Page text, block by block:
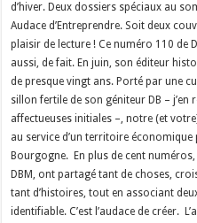
d’hiver. Deux dossiers spéciaux au
Audace d’Entreprendre. Soit deux
plaisir de lecture ! Ce numéro 110 de
aussi, de fait. En juin, son éditeur
de presque vingt ans. Porté par une
sillon fertile de son géniteur DB –
affectueuses initiales –, notre (et
au service d’un territoire
Bourgogne. En plus de cent
DBM, ont partagé tant de choses,
tant d’histoires, tout en associant
identifiable. C’est l’audace de créer.